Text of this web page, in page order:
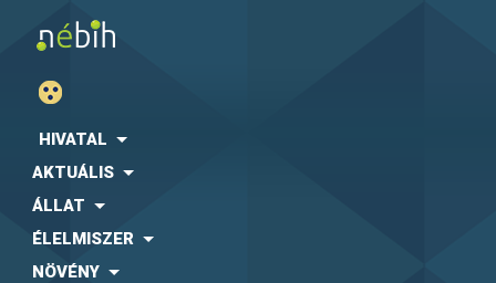
HIVATAL
AKTUÁLIS
ÁLLAT
ÉLELMISZER
NÖVÉNY